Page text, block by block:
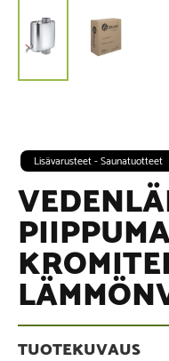
Lisävarusteet - Saunatuotteet